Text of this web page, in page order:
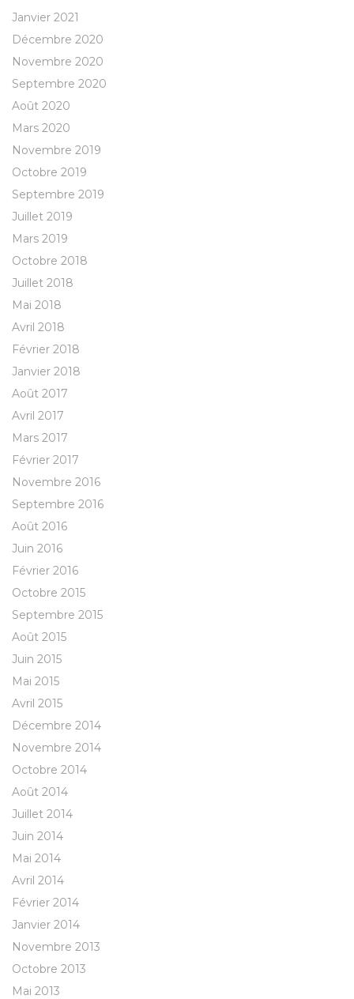
Janvier 2021
Décembre 2020
Novembre 2020
Septembre 2020
Août 2020
Mars 2020
Novembre 2019
Octobre 2019
Septembre 2019
Juillet 2019
Mars 2019
Octobre 2018
Juillet 2018
Mai 2018
Avril 2018
Février 2018
Janvier 2018
Août 2017
Avril 2017
Mars 2017
Février 2017
Novembre 2016
Septembre 2016
Août 2016
Juin 2016
Février 2016
Octobre 2015
Septembre 2015
Août 2015
Juin 2015
Mai 2015
Avril 2015
Décembre 2014
Novembre 2014
Octobre 2014
Août 2014
Juillet 2014
Juin 2014
Mai 2014
Avril 2014
Février 2014
Janvier 2014
Novembre 2013
Octobre 2013
Mai 2013